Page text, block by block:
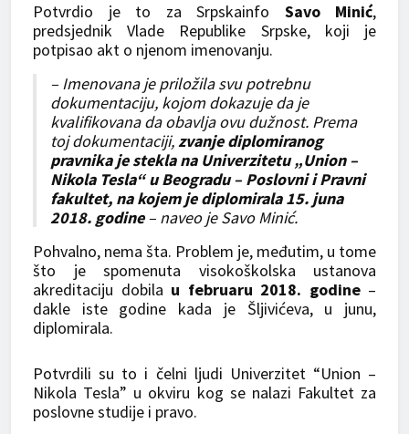
Potvrdio je to za Srpskainfo Savo Minić,
predsjednik Vlade Republike Srpske, koji je
potpisao akt o njenom imenovanju.
– Imenovana je priložila svu potrebnu
dokumentaciju, kojom dokazuje da je
kvalifikovana da obavlja ovu dužnost. Prema
toj dokumentaciji,zvanje diplomiranog
pravnika je stekla na Univerzitetu „Union –
Nikola Tesla“ u Beogradu – Poslovni i Pravni
fakultet, na kojem je diplomirala 15. juna
2018. godine– naveo je Savo Minić.
Pohvalno, nema šta. Problem je, međutim, u tome
što je spomenuta visokoškolska ustanova
akreditaciju dobila u februaru 2018. godine–
dakle iste godine kada je Šljivićeva, u junu,
diplomirala.
Potvrdili su to i čelni ljudi Univerzitet “Union –
Nikola Tesla” u okviru kog se nalazi Fakultet za
poslovne studije i pravo.